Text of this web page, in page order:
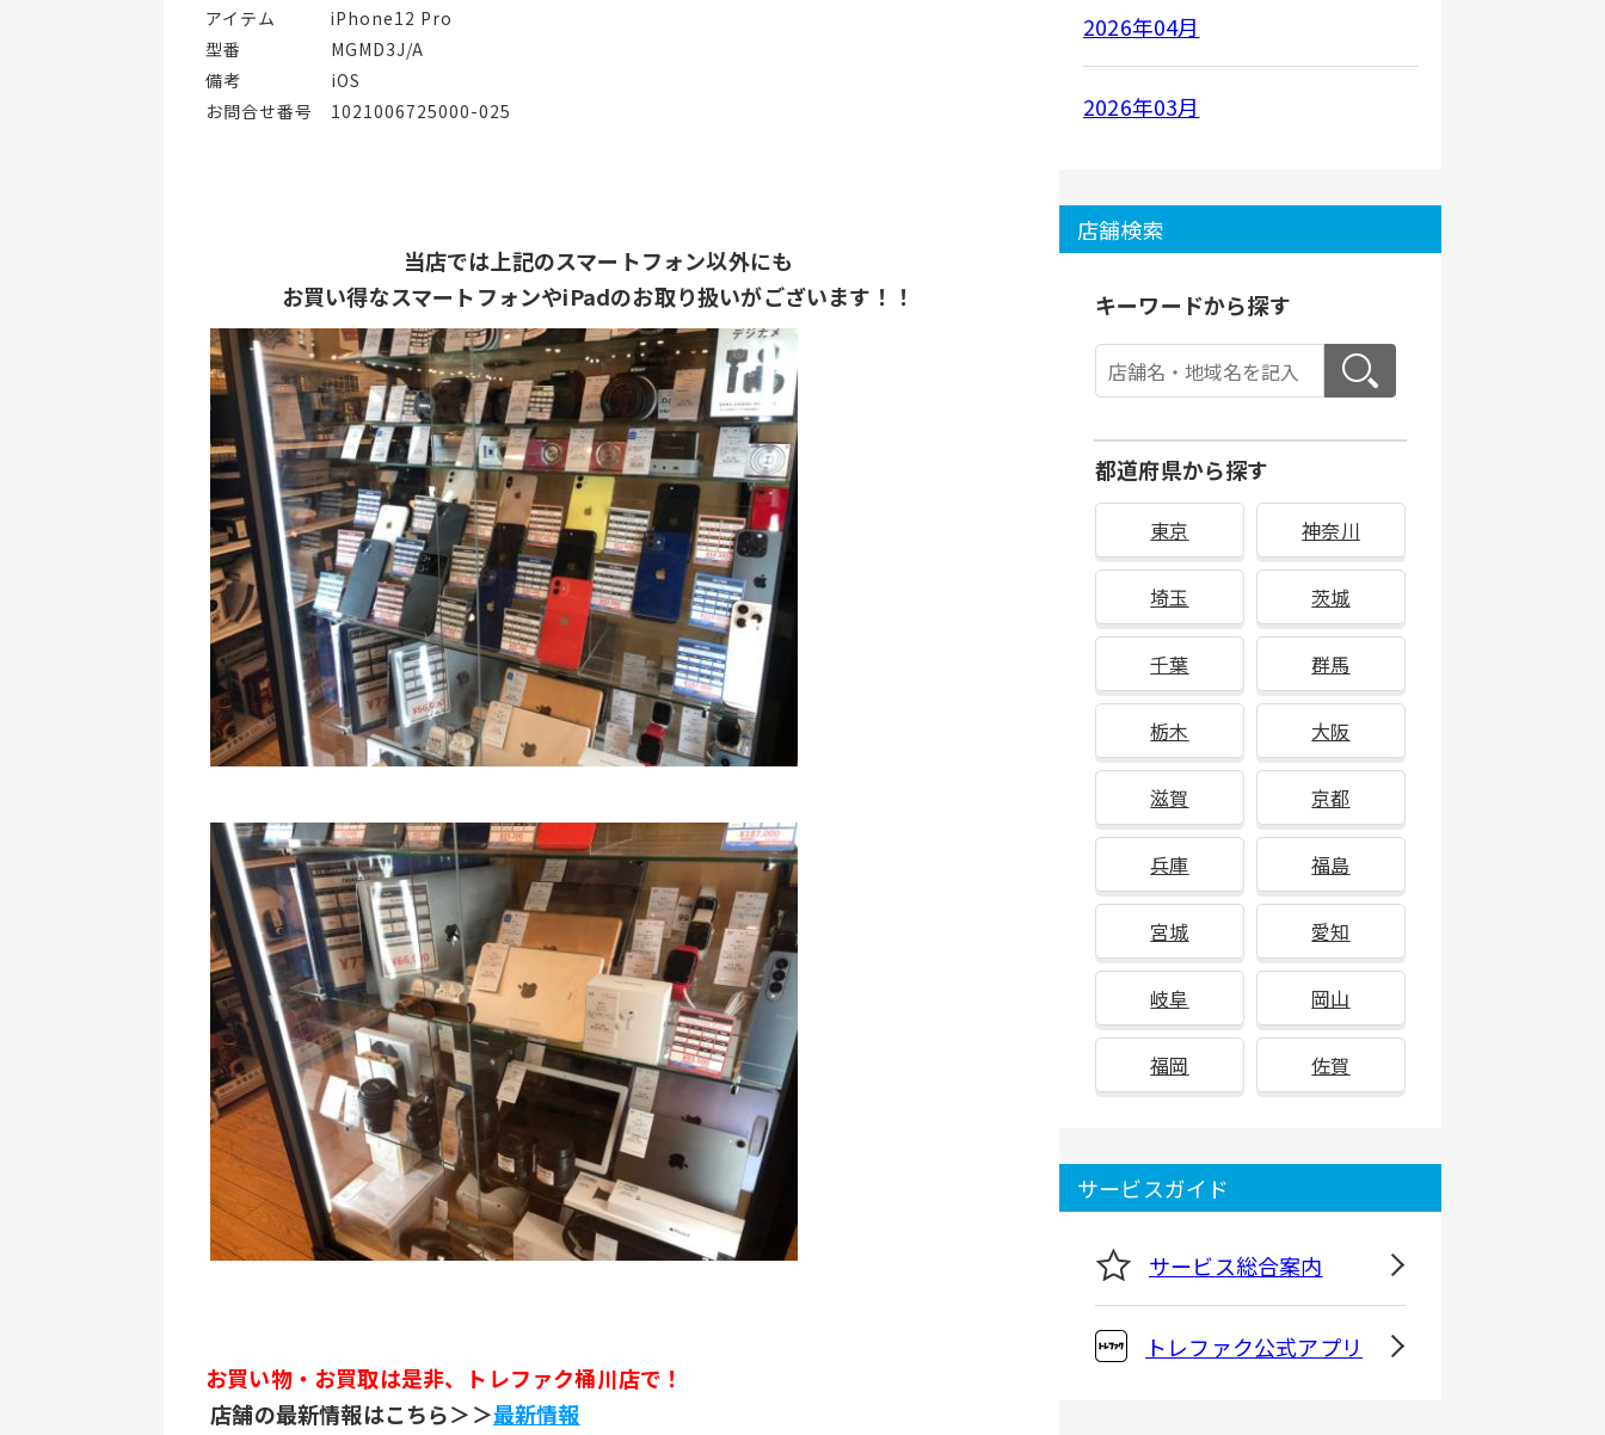
アイテム   iPhone12 Pro
型番     MGMD3J/A
備考     iOS
お問合せ番号 1021006725000-025
当店では上記のスマートフォン以外にも
お買い得なスマートフォンやiPadのお取り扱いがございます！！
お買い物・お買取は是非、トレファク桶川店で！
店舗の最新情報はこちら＞＞最新情報
2026年04月
2026年03月
店舗検索
キーワードから探す
都道府県から探す
東京 神奈川
埼玉 茨城
千葉 群馬
栃木 大阪
滋賀 京都
兵庫 福島
宮城 愛知
岐阜 岡山
福岡 佐賀
サービスガイド
サービス総合案内
トレファク公式アプリ